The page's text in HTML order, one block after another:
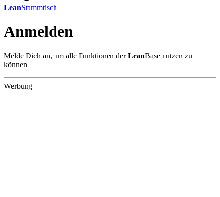
LeanStammtisch
Anmelden
Melde Dich an, um alle Funktionen derLeanBase nutzen zu
können.
Werbung